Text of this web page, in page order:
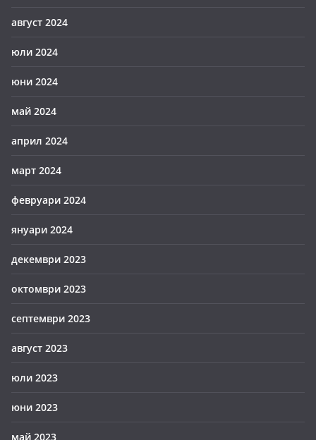
август 2024
юли 2024
юни 2024
май 2024
април 2024
март 2024
февруари 2024
януари 2024
декември 2023
октомври 2023
септември 2023
август 2023
юли 2023
юни 2023
май 2023